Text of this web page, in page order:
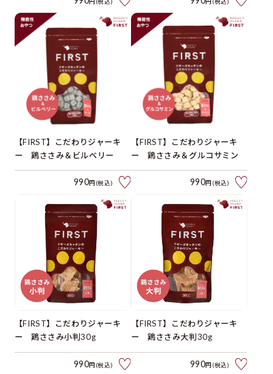
円(税込) 円(税込)
【FIRST】こだわりジャーキ
ー 鶏ささみ＆ビルベリー
990円(税込)
【FIRST】こだわりジャーキ
ー 鶏ささみ＆グルコサミン
990円(税込)
【FIRST】こだわりジャーキ
ー 鶏ささみ小判30g
990円(税込)
【FIRST】こだわりジャーキ
ー 鶏ささみ大判30g
990円(税込)